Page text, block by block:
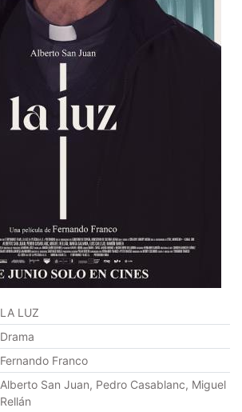
LA LUZ
Drama
Fernando Franco
Alberto San Juan, Pedro Casablanc, Miguel
Rellán